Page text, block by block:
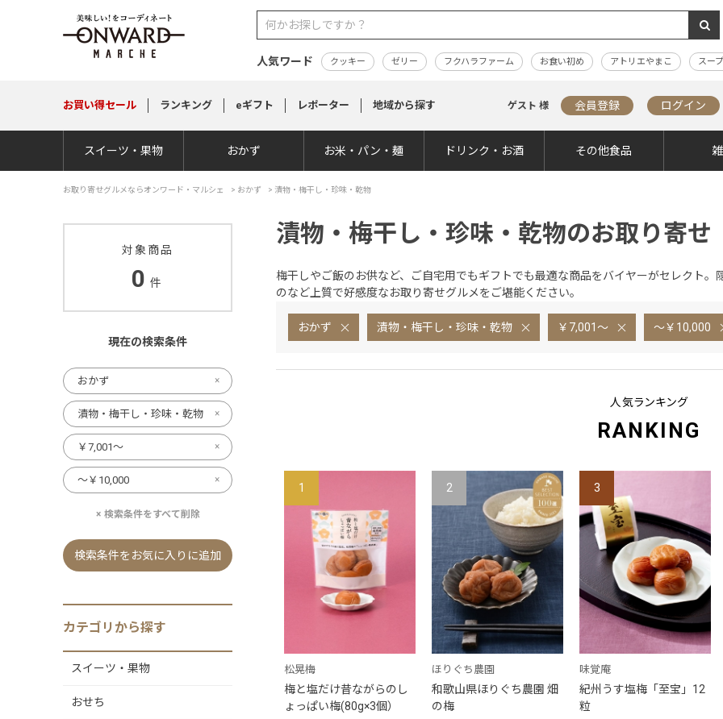
人気ワード クッキー ゼリー フクハラファーム お食い初め アトリエやまこ スープ
お買い得セール ランキング eギフト レポーター 地域から探す ゲスト 様 会員登録 ログイン
スイーツ・果物 おかず お米・パン・麺 ドリンク・お酒 その他食品
お取り寄せグルメならオンワード・マルシェ > おかず > 漬物・梅干し・珍味・乾物
漬物・梅干し・珍味・乾物のお取り寄せ
梅干しやご飯のお供など、ご自宅用でもギフトでも最適な商品をバイヤーがセレクト
のなど上質で好感度なお取り寄せグルメをご堪能ください。
おかず 漬物・梅干し・珍味・乾物 ￥7,001～ ～￥10,000
人気ランキング
RANKING
1
松晃梅
梅と塩だけ昔ながらのし
ょっぱい梅(80g×3個）
2
ほりぐち農園
和歌山県ほりぐち農園 畑
の梅
3
味覚庵
紀州うす塩梅「至宝」12
粒
対象商品
0 件
現在の検索条件
おかず
漬物・梅干し・珍味・乾物
￥7,001～
～￥10,000
検索条件をすべて削除
検索条件をお気に入りに追加
カテゴリから探す
スイーツ・果物
おせち